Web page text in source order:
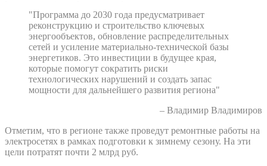
"Программа до 2030 года предусматривает
реконструкцию и строительство ключевых
энергообъектов, обновление распределительных
сетей и усиление материально-технической базы
энергетиков. Это инвестиции в будущее края,
которые помогут сократить риски
технологических нарушений и создать запас
мощности для дальнейшего развития региона"
– Владимир Владимиров
Отметим, что в регионе также проведут ремонтные работы на
электросетях в рамках подготовки к зимнему сезону. На эти
цели потратят почти 2 млрд руб.